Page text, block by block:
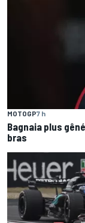
MOTOGP7 h
Bagnaia plus
bras